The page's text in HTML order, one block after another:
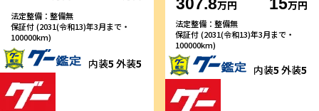
法定整備：整備無
保証付 (2031(令和13)年3月まで・
100000km)
内装5 外装5
万円 万円
法定整備：整備無
保証付 (2031(令和13)年3月まで・
100000km)
内装5 外装5